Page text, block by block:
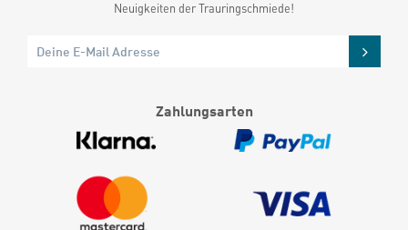
Neuigkeiten der Trauringschmiede!
Zahlungsarten